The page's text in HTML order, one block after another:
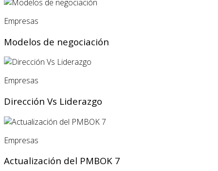
Empresas
Modelos de negociación
Empresas
Dirección Vs Liderazgo
Empresas
Actualización del PMBOK 7